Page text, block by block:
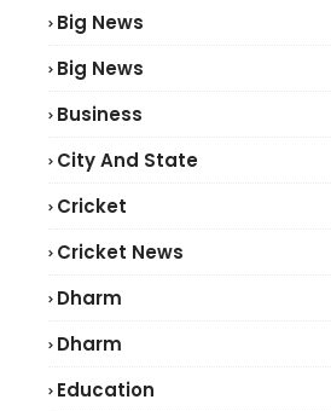
Big News
Big News
Business
City And State
Cricket
Cricket News
Dharm
Dharm
Education